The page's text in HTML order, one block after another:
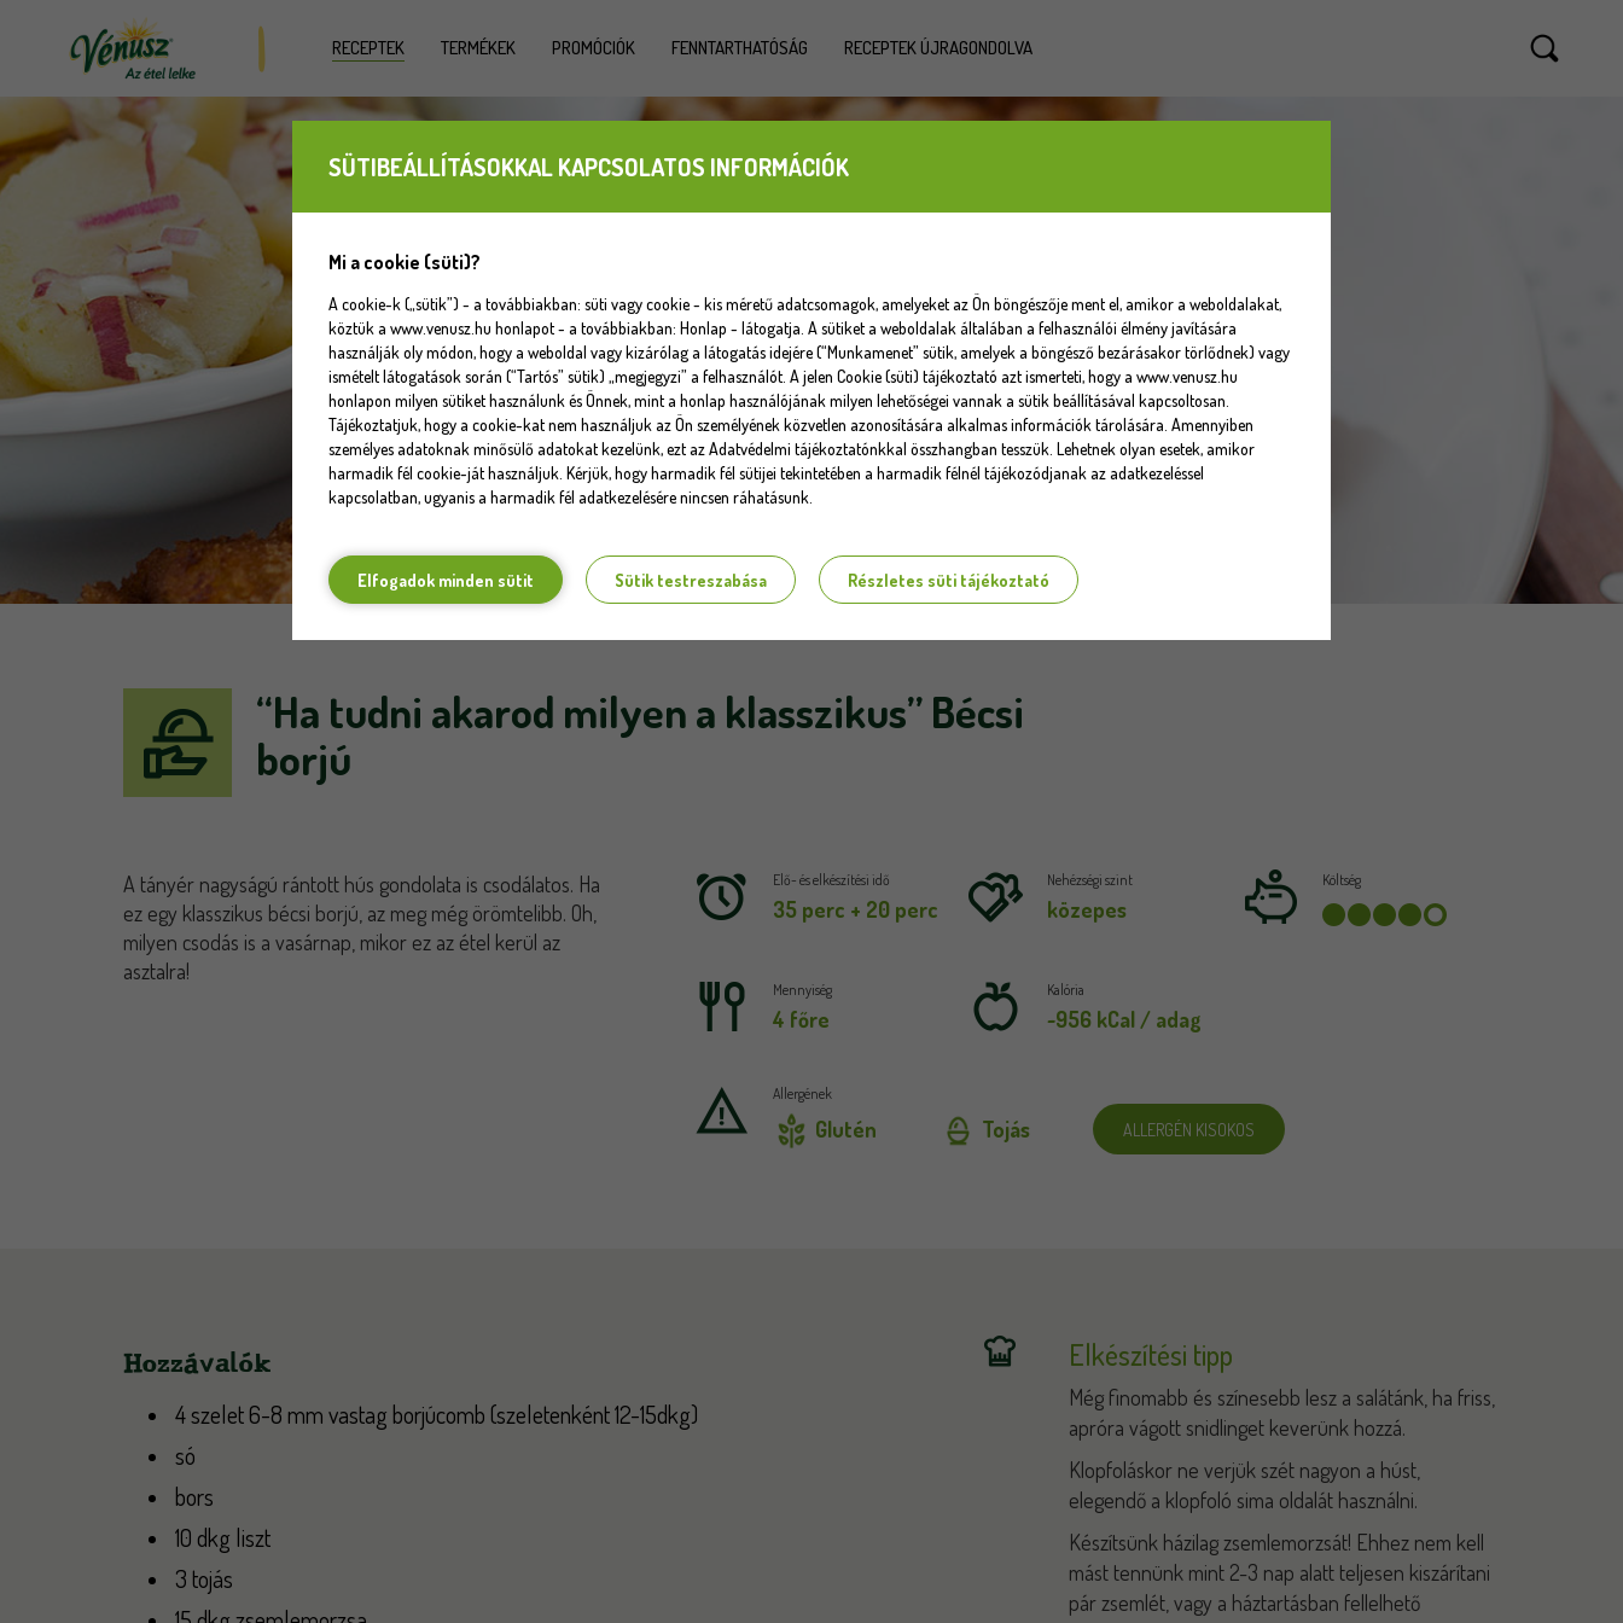
SÜTIBEÁLLÍTÁSOKKAL KAPCSOLATOS INFORMÁCIÓK
Mi a cookie (süti)?
A cookie-k („sütik”) - a továbbiakban: süti vagy cookie - kis méretű adatcsomagok, amelyeket az Ön böngészője ment el, amikor a weboldalakat,
köztük a www.venusz.hu honlapot - a továbbiakban: Honlap - látogatja. A sütiket a weboldalak általában a felhasználói élmény javítására
használják oly módon, hogy a weboldal vagy kizárólag a látogatás idejére (“Munkamenet” sütik, amelyek a böngésző bezárásakor törlődnek) vagy
ismételt látogatások során (“Tartós” sütik) „megjegyzi” a felhasználót. A jelen Cookie (süti) tájékoztató azt ismerteti, hogy a www.venusz.hu
honlapon milyen sütiket használunk és Önnek, mint a honlap használójának milyen lehetőségei vannak a sütik beállításával kapcsoltosan.
Tájékoztatjuk, hogy a cookie-kat nem használjuk az Ön személyének közvetlen azonosítására alkalmas információk tárolására. Amennyiben
személyes adatoknak minősülő adatokat kezelünk, ezt az Adatvédelmi tájékoztatónkkal összhangban tesszük. Lehetnek olyan esetek, amikor
harmadik fél cookie-ját használjuk. Kérjük, hogy harmadik fél sütijei tekintetében a harmadik félnél tájékozódjanak az adatkezeléssel
kapcsolatban, ugyanis a harmadik fél adatkezelésére nincsen ráhatásunk.
Elfogadok minden sütit Sütik testreszabása Részletes süti tájékoztató
RECEPTEK TERMÉKEK PROMÓCIÓK FENNTARTHATÓSÁG RECEPTEK ÚJRAGONDOLVA
“Ha tudni akarod milyen a klasszikus” Bécsi
borjú
A tányér nagyságú rántott hús gondolata is csodálatos. Ha
ez egy klasszikus bécsi borjú, az meg még örömtelibb. Oh,
milyen csodás is a vasárnap, mikor ez az étel kerül az
asztalra!
Elő- és elkészítési idő
35 perc + 20 perc
Nehézségi szint
közepes
Költség
Mennyiség
4 főre
Kalória
~956 kCal / adag
Allergének
Glutén Tojás ALLERGÉN KISOKOS
Hozzávalók
4 szelet 6-8 mm vastag borjúcomb (szeletenként 12-15dkg)
só
bors
10 dkg liszt
3 tojás
Elkészítési tipp
Még finomabb és színesebb lesz a salátánk, ha friss,
apróra vágott snidlinget keverünk hozzá.
Klopfoláskor ne verjük szét nagyon a húst,
elegendő a klopfoló sima oldalát használni.
Készítsünk házilag zsemlemorzsát! Ehhez nem kell
mást tennünk mint 2-3 nap alatt teljesen kiszárítani
pár zsemlét, vagy a háztartásban fellelhető